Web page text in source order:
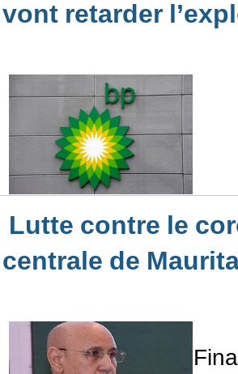
vont retarder
Lutte contre le
centrale de